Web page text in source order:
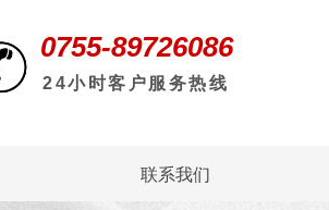
0755-89726086
24小时客户服务热线
联系我们